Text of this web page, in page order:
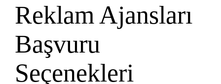
Reklam Ajansları
Başvuru
Seçenekleri